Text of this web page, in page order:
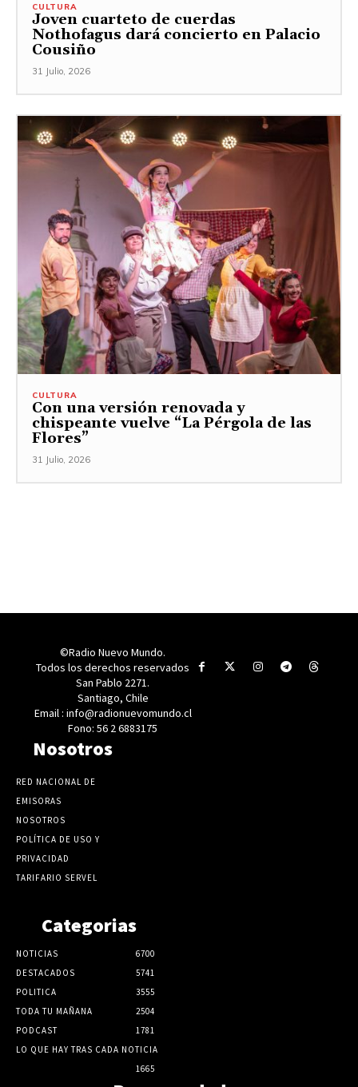
CULTURA
Joven cuarteto de cuerdas
Nothofagus dará concierto en Palacio
Cousiño
31 Julio, 2026
CULTURA
Con una versión renovada y
chispeante vuelve “La Pérgola de las
Flores”
31 Julio, 2026
©Radio Nuevo Mundo.
Todos los derechos reservados
San Pablo 2271.
Santiago, Chile
Email : info@radionuevomundo.cl
Fono: 56 2 6883175
Nosotros
RED NACIONAL DE
EMISORAS
NOSOTROS
POLÍTICA DE USO Y
PRIVACIDAD
TARIFARIO SERVEL
Categorias
NOTICIAS
6700
DESTACADOS
5741
POLITICA
3555
TODA TU MAÑANA
2504
PODCAST
1781
LO QUE HAY TRAS CADA NOTICIA
1665